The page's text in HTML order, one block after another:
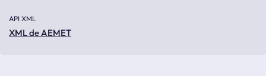
API XML
XML de AEMET